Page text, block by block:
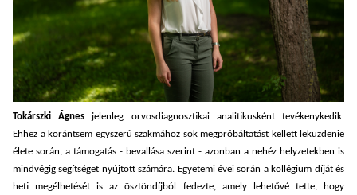
Tokárszki Ágnes jelenleg orvosdiagnosztikai analitikusként tevékenykedik.
Ehhez a korántsem egyszerű szakmához sok megpróbáltatást kellett leküzdenie
élete során, a támogatás - bevallása szerint - azonban a nehéz helyzetekben is
mindvégig segítséget nyújtott számára. Egyetemi évei során a kollégium díját és
heti megélhetését is az ösztöndíjból fedezte, amely lehetővé tette, hogy